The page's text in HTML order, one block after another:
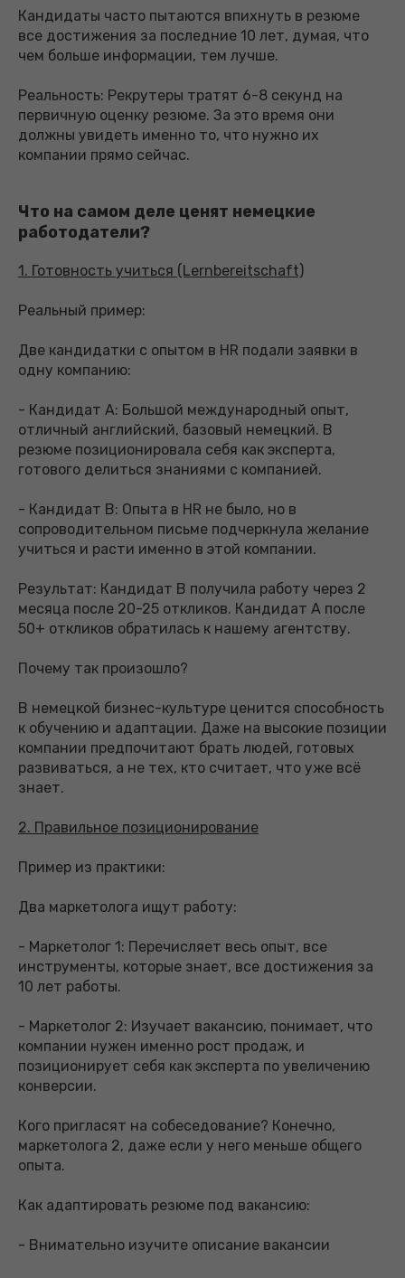
Кандидаты часто пытаются впихнуть в резюме
все достижения за последние 10 лет, думая, что
чем больше информации, тем лучше.
Реальность: Рекрутеры тратят 6-8 секунд на
первичную оценку резюме. За это время они
должны увидеть именно то, что нужно их
компании прямо сейчас.
Что на самом деле ценят немецкие
работодатели?
1. Готовность учиться (Lernbereitschaft)
Реальный пример:
Две кандидатки с опытом в HR подали заявки в
одну компанию:
- Кандидат A: Большой международный опыт,
отличный английский, базовый немецкий. В
резюме позиционировала себя как эксперта,
готового делиться знаниями с компанией.
- Кандидат B: Опыта в HR не было, но в
сопроводительном письме подчеркнула желание
учиться и расти именно в этой компании.
Результат: Кандидат B получила работу через 2
месяца после 20-25 откликов. Кандидат A после
50+ откликов обратилась к нашему агентству.
Почему так произошло?
В немецкой бизнес-культуре ценится способность
к обучению и адаптации. Даже на высокие позиции
компании предпочитают брать людей, готовых
развиваться, а не тех, кто считает, что уже всё
знает.
2. Правильное позиционирование
Пример из практики:
Два маркетолога ищут работу:
- Маркетолог 1: Перечисляет весь опыт, все
инструменты, которые знает, все достижения за
10 лет работы.
- Маркетолог 2: Изучает вакансию, понимает, что
компании нужен именно рост продаж, и
позиционирует себя как эксперта по увеличению
конверсии.
Кого пригласят на собеседование? Конечно,
маркетолога 2, даже если у него меньше общего
опыта.
Как адаптировать резюме под вакансию:
- Внимательно изучите описание вакансии